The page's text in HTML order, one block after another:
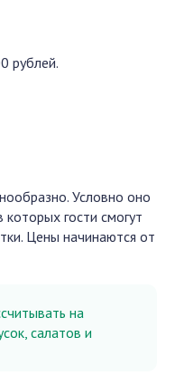
рублей.
Условно оно
которых гости смогут
Цены начинаются от
на
салатов и